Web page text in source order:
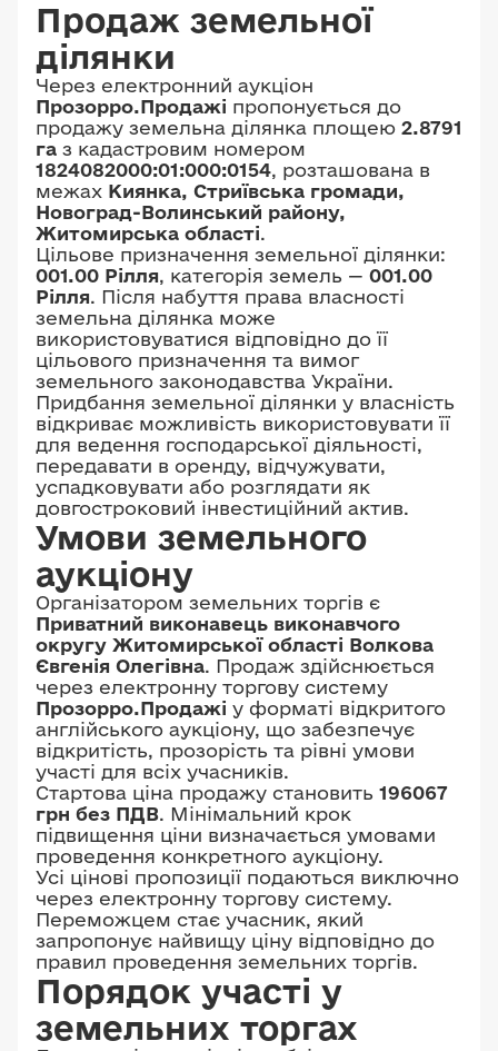
Продаж земельної
ділянки
Через електронний аукціон
Прозорро.Продажі пропонується до
продажу земельна ділянка площею 2.8791
га з кадастровим номером
1824082000:01:000:0154, розташована в
межах Киянка, Стриївська громади,
Новоград-Волинський району,
Житомирська області.
Цільове призначення земельної ділянки:
001.00 Рілля, категорія земель — 001.00
Рілля. Після набуття права власності
земельна ділянка може
використовуватися відповідно до її
цільового призначення та вимог
земельного законодавства України.
Придбання земельної ділянки у власність
відкриває можливість використовувати її
для ведення господарської діяльності,
передавати в оренду, відчужувати,
успадковувати або розглядати як
довгостроковий інвестиційний актив.
Умови земельного
аукціону
Організатором земельних торгів є
Приватний виконавець виконавчого
округу Житомирської області Волкова
Євгенія Олегівна. Продаж здійснюється
через електронну торгову систему
Прозорро.Продажі у форматі відкритого
англійського аукціону, що забезпечує
відкритість, прозорість та рівні умови
участі для всіх учасників.
Стартова ціна продажу становить 196067
грн без ПДВ. Мінімальний крок
підвищення ціни визначається умовами
проведення конкретного аукціону.
Усі цінові пропозиції подаються виключно
через електронну торгову систему.
Переможцем стає учасник, який
запропонує найвищу ціну відповідно до
правил проведення земельних торгів.
Порядок участі у
земельних торгах